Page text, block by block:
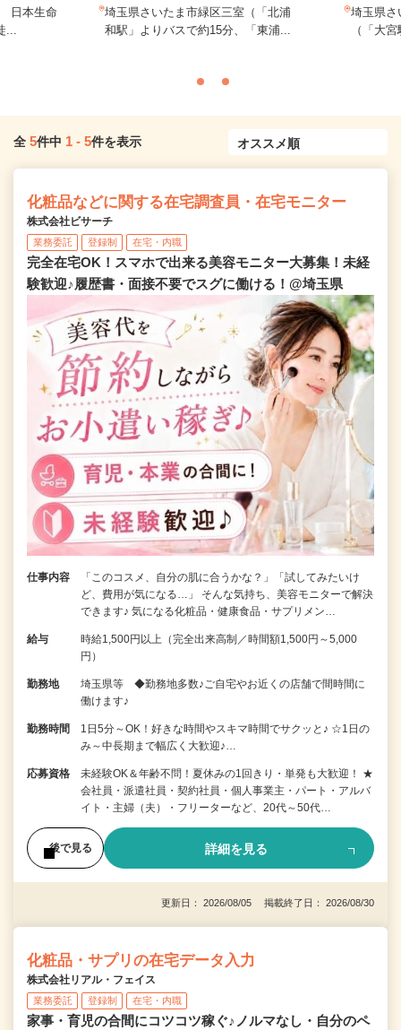
日本生命
埼玉県さいたま市緑区三室（「北浦
和駅」よりバスで約15分、「東浦...
埼玉県さ
（「大
全 5件中 1 - 5件を表示
化粧品などに関する在宅調査員・在宅モニター
株式会社ビサーチ
業務委託 登録制 在宅・内職
完全在宅OK！スマホで出来る美容モニター大募集！未経
験歓迎♪履歴書・面接不要でスグに働ける！@埼玉県
仕事内容
「このコスメ、自分の肌に合うかな？」「試してみたいけ
ど、費用が気になる…」 そんな気持ち、美容モニターで解決
できます♪ 気になる化粧品・健康食品・サプリメン…
給与
時給1,500円以上（完全出来高制／時間額1,500円～5,000
円）
勤務地
埼玉県等 ◆勤務地多数♪ご自宅やお近くの店舗で間時間に
働けます♪
勤務時間
1日5分～OK！好きな時間やスキマ時間でサクッと♪ ☆1日の
み～中長期まで幅広く大歓迎♪…
応募資格
未経験OK＆年齢不問！夏休みの1回きり・単発も大歓迎！ ★
会社員・派遣社員・契約社員・個人事業主・パート・アルバ
イト・主婦（夫）・フリーターなど、20代～50代…
後で見る 詳細を見る
更新日： 2026/08/05 掲載終了日： 2026/08/30
化粧品・サプリの在宅データ入力
株式会社リアル・フェイス
業務委託 登録制 在宅・内職
家事・育児の合間にコツコツ稼ぐ♪ノルマなし・自分のペ